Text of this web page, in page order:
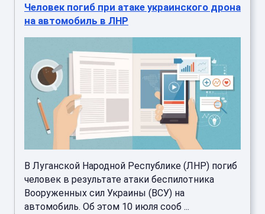
Человек погиб при атаке украинского дрона
на автомобиль в ЛНР
В Луганской Народной Республике (ЛНР) погиб
человек в результате атаки беспилотника
Вооруженных сил Украины (ВСУ) на
автомобиль. Об этом 10 июля сооб ...